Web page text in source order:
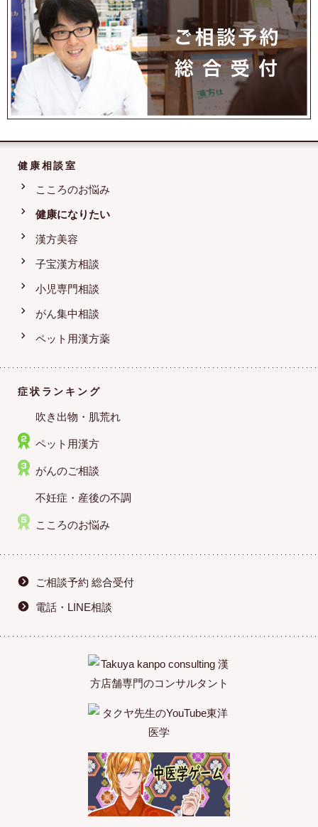
健康相談室
こころのお悩み
健康になりたい
漢方美容
子宝漢方相談
小児専門相談
がん集中相談
ペット用漢方薬
症状ランキング
吹き出物・肌荒れ
ペット用漢方
がんのご相談
不妊症・産後の不調
こころのお悩み
ご相談予約 総合受付
電話・LINE相談